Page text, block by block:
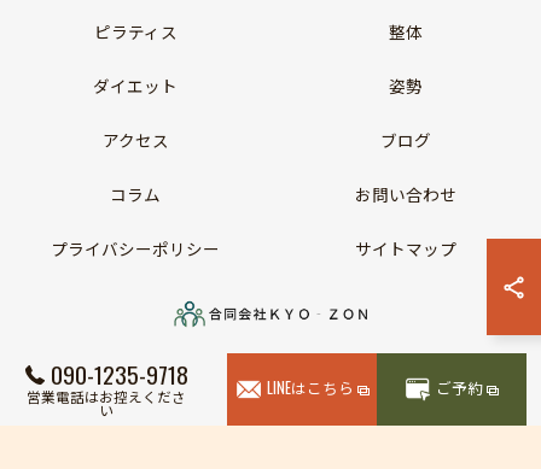
090-1235-9718
営業電話はお控えくださ
い
LINEはこちら ご予約
ピラティス 整体
ダイエット 姿勢
アクセス ブログ
コラム お問い合わせ
プライバシーポリシー サイトマップ
© 2026 静岡県静岡市のパーソナルジムなら合同会社KYO‐ZON ALL RIGHTS RESERVED.